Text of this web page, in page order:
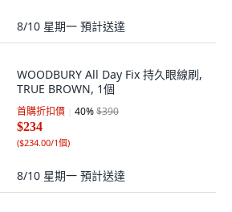
8/10 星期一 預計送達
WOODBURY All Day Fix 持久眼線刷,
TRUE BROWN, 1個
首購折扣價 40%$390
$234
($234.00/1個)
8/10 星期一 預計送達